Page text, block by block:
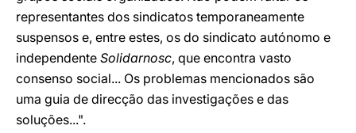
representantes dos sindicatos temporaneamente
suspensos e, entre estes, os do sindicato autónomo e
independente Solidarnosc, que encontra vasto
consenso social... Os problemas mencionados são
uma guia de direcção das investigações e das
soluções...".